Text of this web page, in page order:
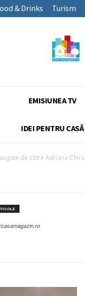
& Drinks Turism
EMISIUNEA TV
IDEI PENTRU CASĂ
de către Adriana Chiru